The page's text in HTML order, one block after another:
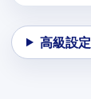
高級設定